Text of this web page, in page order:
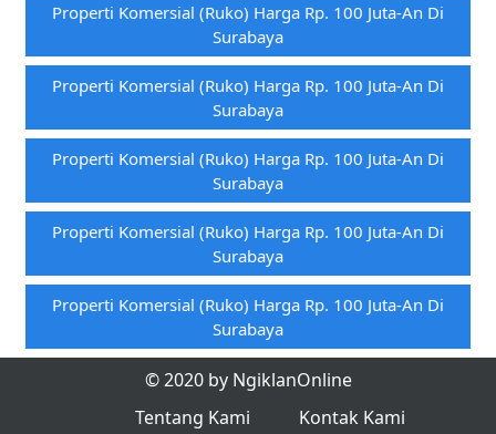
Properti Komersial (ruko) Harga Rp. 100 Juta-An Di
Surabaya
Properti Komersial (ruko) Harga Rp. 100 Juta-An Di
Surabaya
Properti Komersial (ruko) Harga Rp. 100 Juta-An Di
Surabaya
Properti Komersial (ruko) Harga Rp. 100 Juta-An Di
Surabaya
Properti Komersial (ruko) Harga Rp. 100 Juta-An Di
Surabaya
© 2020 by NgiklanOnline
Tentang Kami
Kontak Kami